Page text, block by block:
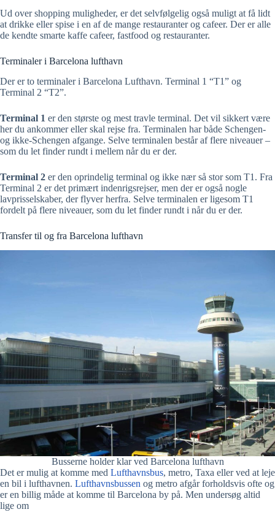
Ud over shopping muligheder, er det selvfølgelig også muligt at få lidt
at drikke eller spise i en af de mange restauranter og cafeer. Der er alle
de kendte smarte kaffe cafeer, fastfood og restauranter.
Terminaler i Barcelona lufthavn
Der er to terminaler i Barcelona Lufthavn. Terminal 1 “T1” og
Terminal 2 “T2”.
Terminal 1 er den største og mest travle terminal. Det vil sikkert være
her du ankommer eller skal rejse fra. Terminalen har både Schengen-
og ikke-Schengen afgange. Selve terminalen består af flere niveauer –
som du let finder rundt i mellem når du er der.
Terminal 2 er den oprindelig terminal og ikke nær så stor som T1. Fra
Terminal 2 er det primært indenrigsrejser, men der er også nogle
lavprisselskaber, der flyver herfra. Selve terminalen er ligesom T1
fordelt på flere niveauer, som du let finder rundt i når du er der.
Transfer til og fra Barcelona lufthavn
Busserne holder klar ved Barcelona lufthavn
Det er mulig at komme med Lufthavnsbus, metro, Taxa eller ved at leje
en bil i lufthavnen. Lufthavnsbussen og metro afgår forholdsvis ofte og
er en billig måde at komme til Barcelona by på. Men undersøg altid
lige om